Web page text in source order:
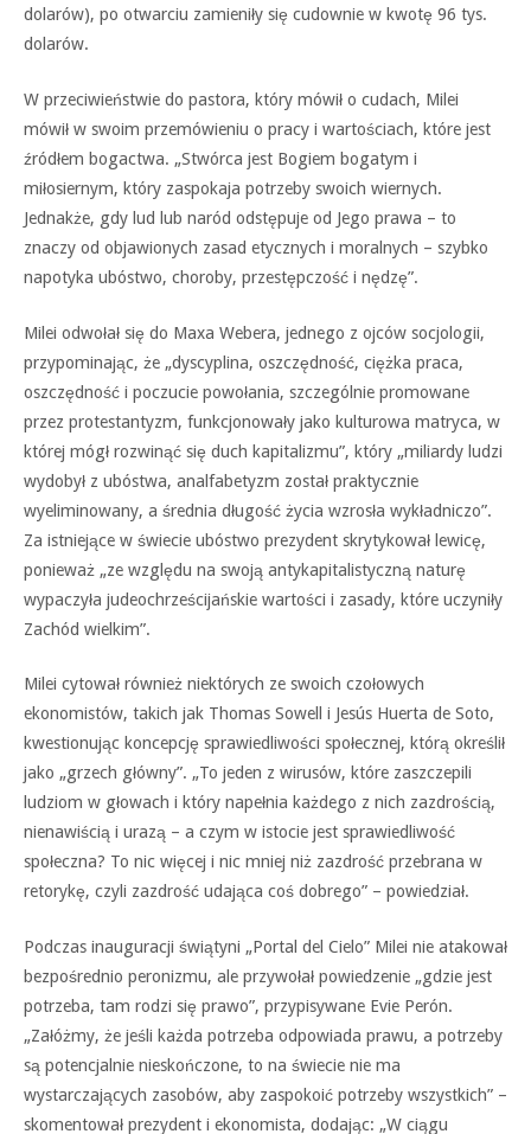
dolarów), po otwarciu zamieniły się cudownie w kwotę 96 tys.
dolarów.
W przeciwieństwie do pastora, który mówił o cudach, Milei
mówił w swoim przemówieniu o pracy i wartościach, które jest
źródłem bogactwa. „Stwórca jest Bogiem bogatym i
miłosiernym, który zaspokaja potrzeby swoich wiernych.
Jednakże, gdy lud lub naród odstępuje od Jego prawa – to
znaczy od objawionych zasad etycznych i moralnych – szybko
napotyka ubóstwo, choroby, przestępczość i nędzę”.
Milei odwołał się do Maxa Webera, jednego z ojców socjologii,
przypominając, że „dyscyplina, oszczędność, ciężka praca,
oszczędność i poczucie powołania, szczególnie promowane
przez protestantyzm, funkcjonowały jako kulturowa matryca, w
której mógł rozwinąć się duch kapitalizmu”, który „miliardy ludzi
wydobył z ubóstwa, analfabetyzm został praktycznie
wyeliminowany, a średnia długość życia wzrosła wykładniczo”.
Za istniejące w świecie ubóstwo prezydent skrytykował lewicę,
ponieważ „ze względu na swoją antykapitalistyczną naturę
wypaczyła judeochrześcijańskie wartości i zasady, które uczyniły
Zachód wielkim”.
Milei cytował również niektórych ze swoich czołowych
ekonomistów, takich jak Thomas Sowell i Jesús Huerta de Soto,
kwestionując koncepcję sprawiedliwości społecznej, którą określił
jako „grzech główny”. „To jeden z wirusów, które zaszczepili
ludziom w głowach i który napełnia każdego z nich zazdrością,
nienawiścią i urazą – a czym w istocie jest sprawiedliwość
społeczna? To nic więcej i nic mniej niż zazdrość przebrana w
retorykę, czyli zazdrość udająca coś dobrego” – powiedział.
Podczas inauguracji świątyni „Portal del Cielo” Milei nie atakował
bezpośrednio peronizmu, ale przywołał powiedzenie „gdzie jest
potrzeba, tam rodzi się prawo”, przypisywane Evie Perón.
„Załóżmy, że jeśli każda potrzeba odpowiada prawu, a potrzeby
są potencjalnie nieskończone, to na świecie nie ma
wystarczających zasobów, aby zaspokoić potrzeby wszystkich” –
skomentował prezydent i ekonomista, dodając: „W ciągu